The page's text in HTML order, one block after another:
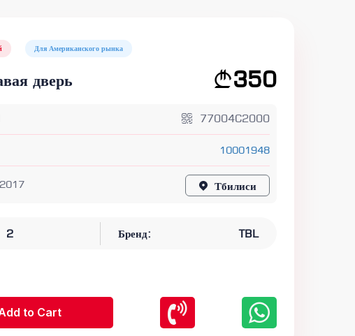
Для Американского рынка
дверь 350
77004C2000
10001948
Тбилиси
2 Бренд: TBL
to Cart